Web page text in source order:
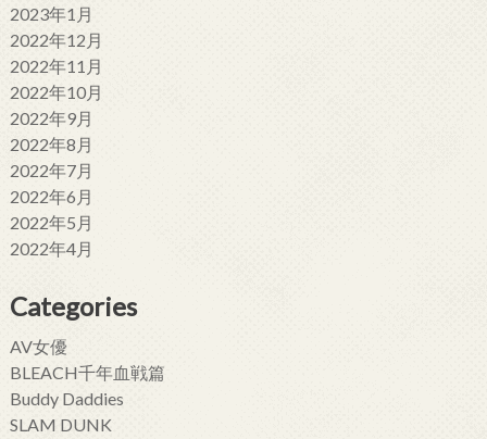
2023年1月
2022年12月
2022年11月
2022年10月
2022年9月
2022年8月
2022年7月
2022年6月
2022年5月
2022年4月
Categories
AV女優
BLEACH千年血戦篇
Buddy Daddies
SLAM DUNK